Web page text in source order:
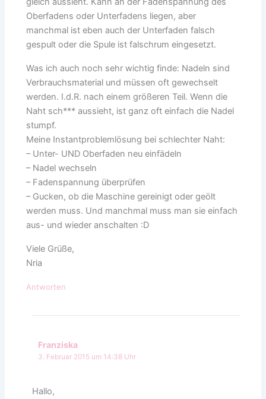
Oberfadens oder Unterfadens liegen, aber
manchmal ist eben auch der Unterfaden falsch
gespult oder die Spule ist falschrum eingesetzt.
Was ich auch noch sehr wichtig finde: Nadeln sind
Verbrauchsmaterial und müssen oft gewechselt
werden. I.d.R. nach einem größeren Teil. Wenn die
Naht sch*** aussieht, ist ganz oft einfach die Nadel
stumpf.
Meine Instantproblemlösung bei schlechter Naht:
– Unter- UND Oberfaden neu einfädeln
– Nadel wechseln
– Fadenspannung überprüfen
– Gucken, ob die Maschine gereinigt oder geölt
werden muss. Und manchmal muss man sie einfach
aus- und wieder anschalten :D
Viele Grüße,
Nria
Antworten
Franziska
3. Februar 2015 um 14:38 Uhr
Hallo,